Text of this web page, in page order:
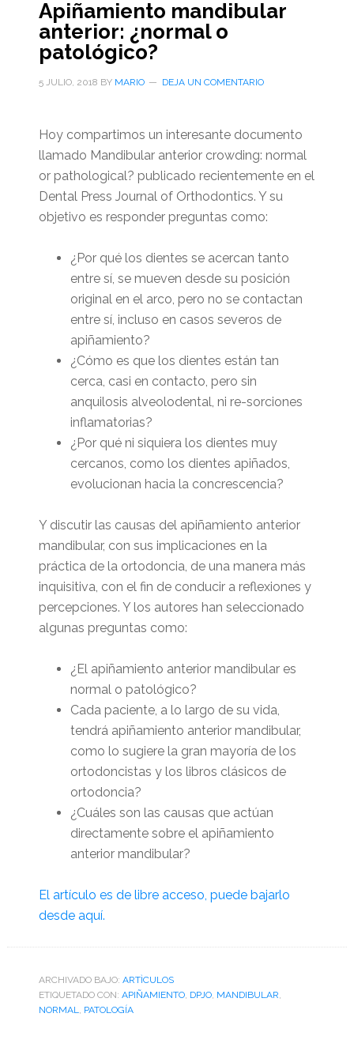
Apiñamiento mandibular
anterior: ¿normal o
patológico?
5 JULIO, 2018 BY MARIO DEJA UN COMENTARIO
Hoy compartimos un interesante documento
llamado Mandibular anterior crowding: normal
or pathological? publicado recientemente en el
Dental Press Journal of Orthodontics. Y su
objetivo es responder preguntas como:
¿Por qué los dientes se acercan tanto
entre sí, se mueven desde su posición
original en el arco, pero no se contactan
entre sí, incluso en casos severos de
apiñamiento?
¿Cómo es que los dientes están tan
cerca, casi en contacto, pero sin
anquilosis alveolodental, ni re-sorciones
inflamatorias?
¿Por qué ni siquiera los dientes muy
cercanos, como los dientes apiñados,
evolucionan hacia la concrescencia?
Y discutir las causas del apiñamiento anterior
mandibular, con sus implicaciones en la
práctica de la ortodoncia, de una manera más
inquisitiva, con el fin de conducir a reflexiones y
percepciones. Y los autores han seleccionado
algunas preguntas como:
¿El apiñamiento anterior mandibular es
normal o patológico?
Cada paciente, a lo largo de su vida,
tendrá apiñamiento anterior mandibular,
como lo sugiere la gran mayoría de los
ortodoncistas y los libros clásicos de
ortodoncia?
¿Cuáles son las causas que actúan
directamente sobre el apiñamiento
anterior mandibular?
El artículo es de libre acceso, puede bajarlo
desde aquí.
ARCHIVADO BAJO: ARTÌCULOS
ETIQUETADO CON: APIÑAMIENTO, DPJO, MANDIBULAR,
NORMAL, PATOLOGÍA